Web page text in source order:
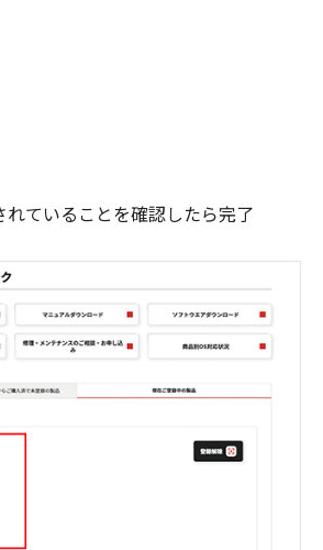
れていることを確認したら完了